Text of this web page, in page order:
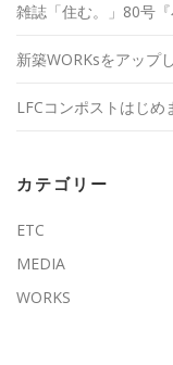
雑誌「住む。」80号
新築WORKsをアッ
LFCコンポストはじめ
カテゴリー
ETC
MEDIA
WORKS